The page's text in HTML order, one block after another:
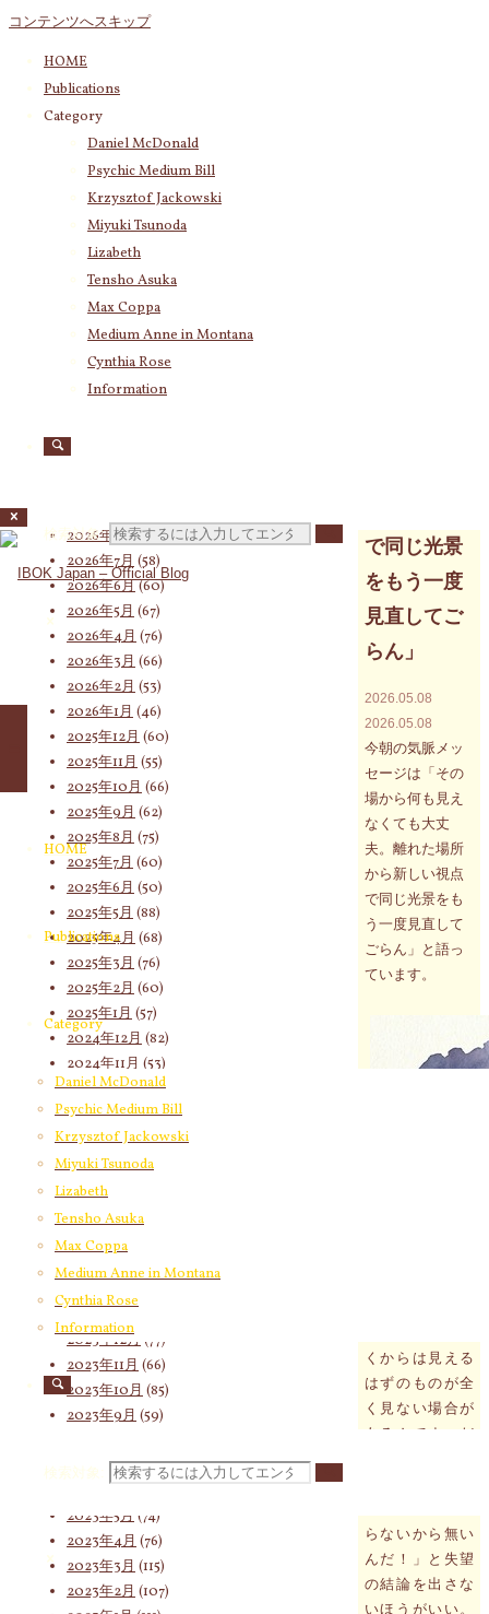
コンテンツへスキップ
HOME
Publications
Category
Daniel McDonald
Psychic Medium Bill
Krzysztof Jackowski
Miyuki Tsunoda
Lizabeth
Tensho Asuka
Max Coppa
Medium Anne in Montana
Cynthia Rose
Information
検索対象:
HOME
Publications
Category
Daniel McDonald
Psychic Medium Bill
Krzysztof Jackowski
Miyuki Tsunoda
Lizabeth
Tensho Asuka
Max Coppa
Medium Anne in Montana
Cynthia Rose
Information
検索対象:
で同じ光景
をもう一度
見直してご
らん」
2026.05.08
2026.05.08
今朝の気脈メッ
セージは「その
場から何も見え
なくても大丈
夫。離れた場所
から新しい視点
で同じ光景をも
う一度見直して
ごらん」と語っ
ています。
くからは見える
はずのものが全
く見ない場合が
あるんです。だ
らないから無い
んだ！」と失望
の結論を出さな
いほうがいい。
Category
Daniel McDonald(243)
Psychic Medium Bill
(11)
Katherine
Krzysztof Jackowski
Miyuki Tsunoda
Lizabeth(255)
Tensho Asuka(3,029)
Amanda Coppa(210)
Max Coppa(403)
Medium Anne in Montana
2026年8月(18)
2026年7月 (58)
2026年6月(60)
2026年5月 (67)
2026年4月 (76)
2026年3月 (66)
2026年2月 (53)
2026年1月 (46)
2025年12月 (60)
2025年11月 (55)
2025年10月 (66)
2025年9月 (62)
2025年8月 (75)
2025年7月 (60)
2025年6月 (50)
2025年5月 (88)
2025年4月 (68)
2025年3月 (76)
2025年2月 (60)
2025年1月 (57)
2024年12月 (82)
2024年11月 (53)
2024年10月(65)
2024年9月(58)
2024年8月(65)
2024年7月(63)
2024年6月
2024年5月(72)
2024年4月
2024年3月
(70)
2024年2月
2023年12月 (77)
2023年11月 (66)
2023年10月 (85)
2023年9月 (59)
2023年7月(89)
2023年5月 (74)
2023年4月 (76)
2023年3月 (115)
2023年2月 (107)